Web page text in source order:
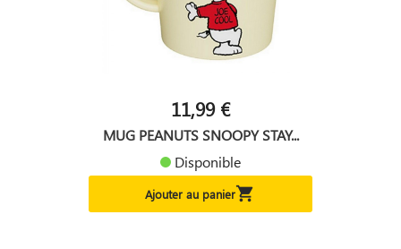
11,99 €
MUG PEANUTS SNOOPY STAY...
Disponible
Ajouter au panier